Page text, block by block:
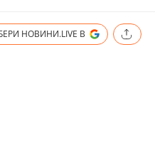
НОВИНИ.LIVE В